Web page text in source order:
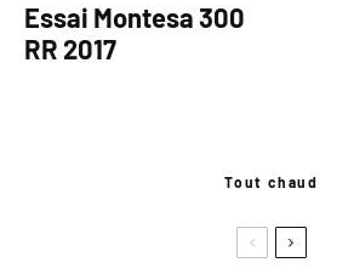
Essai Montesa 300
RR 2017
Tout chaud